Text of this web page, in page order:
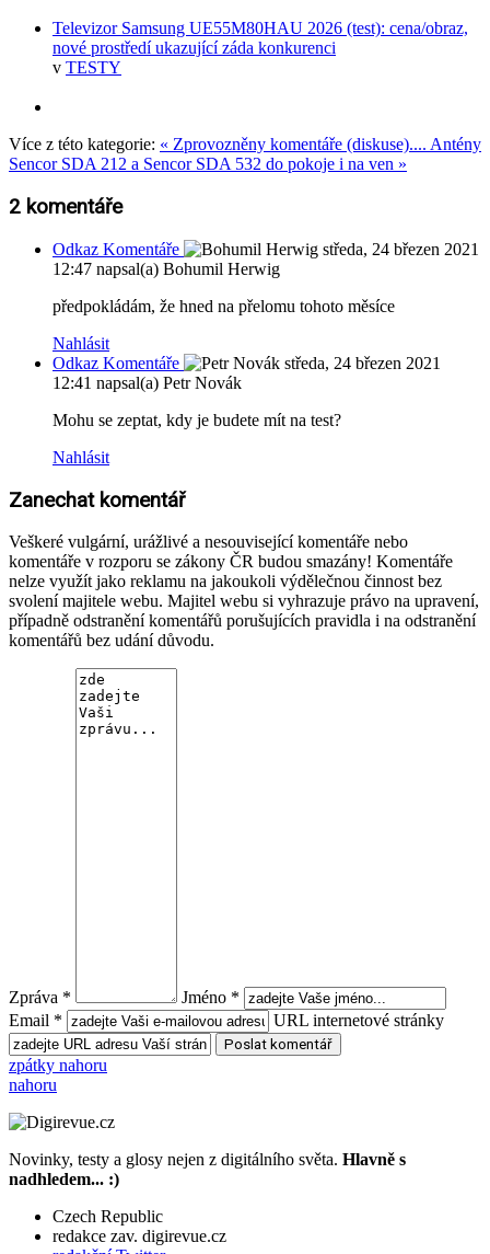
Televizor Samsung UE55M80HAU 2026 (test): cena/obraz,
nové prostředí ukazující záda konkurenci
v TESTY
Více z této kategorie: « Zprovozněny komentáře (diskuse).... Antény
Sencor SDA 212 a Sencor SDA 532 do pokoje i na ven »
2 komentáře
Odkaz Komentáře
středa, 24 březen 2021
12:47 napsal(a) Bohumil Herwig
předpokládám, že hned na přelomu tohoto měsíce
Nahlásit
Odkaz Komentáře
středa, 24 březen 2021
12:41 napsal(a) Petr Novák
Mohu se zeptat, kdy je budete mít na test?
Nahlásit
Zanechat komentář
Veškeré vulgární, urážlivé a nesouvisející komentáře nebo
komentáře v rozporu se zákony ČR budou smazány! Komentáře
nelze využít jako reklamu na jakoukoli výdělečnou činnost bez
svolení majitele webu. Majitel webu si vyhrazuje právo na upravení,
případně odstranění komentářů porušujících pravidla i na odstranění
komentářů bez udání důvodu.
Zpráva *
Jméno *
Email *
URL internetové stránky
zpátky nahoru
nahoru
Novinky, testy a glosy nejen z digitálního světa. Hlavně s
nadhledem... :)
Czech Republic
redakce zav. digirevue.cz